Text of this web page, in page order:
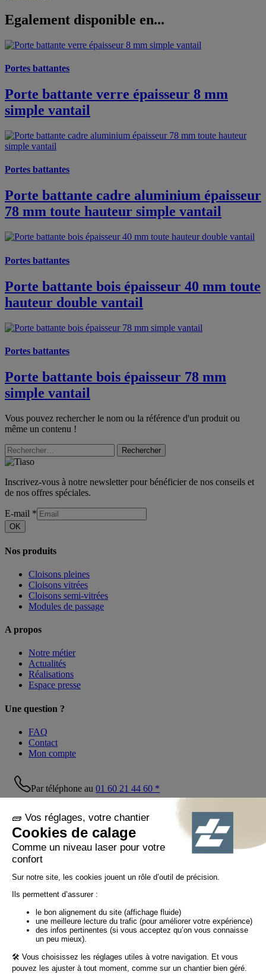
Egalement disponible en...
Portes battantes
Porte battante verre épaisseur 8 mm
simple vantail
Portes battantes
Porte battante cadre aluminium épaisseur
78 mm toute hauteur simple vantail
Portes battantes
Porte battante bois épaisseur 40 mm toute
hauteur double vantail
Portes battantes
Porte battante bois épaisseur 78 mm
simple vantail
Vous pouvez rechercher le nom ou la référence d'un produit ou
même un contenu !
Rechercher
Inscrivez-vous à notre newsletter pour bénéficier de nos conseils et
de nos offres spéciales.
E-mail *
OK
Nos produits
Cloisons pleines
Cloisons vitrées
Cloisons semi-vitrées
Modules de passage
A propos
Notre métier
Actualités
Réalisations
Espace presse
Une question ?
FAQ
Contact
Mon compte
Par téléphone au01 60 21 44 60 *
Suivez-nous !
Politique de confidentialité
Politique cookies
Politique réseaux sociaux
CGV